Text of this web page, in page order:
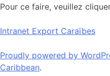
Pour ce faire, veuillez
Intranet Export Caraïbes
Proudly powered by
Caribbean.